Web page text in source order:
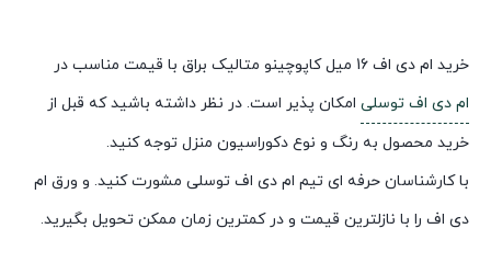
خرید ام دی اف 16 میل کاپوچینو متالیک براق با قیمت مناسب در
ام دی اف توسلی امکان پذیر است. در نظر داشته باشید که قبل از
خرید محصول به رنگ و نوع دکوراسیون منزل توجه کنید.
با کارشناسان حرفه ای تیم ام دی اف توسلی مشورت کنید. و ورق ام
دی اف را با نازلترین قیمت و در کمترین زمان ممکن تحویل بگیرید.